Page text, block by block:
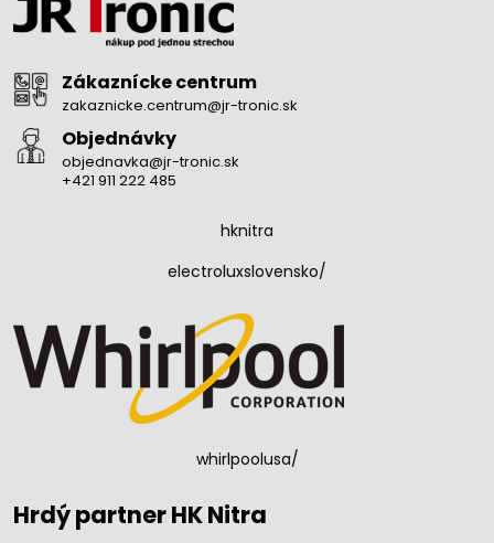
Zákaznícke centrum
zakaznicke.centrum@jr-tronic.sk
Objednávky
objednavka@jr-tronic.sk
+421 911 222 485
hknitra
electroluxslovensko/
whirlpoolusa/
Hrdý partner HK Nitra